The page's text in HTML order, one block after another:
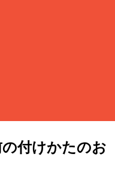
付けかたのお